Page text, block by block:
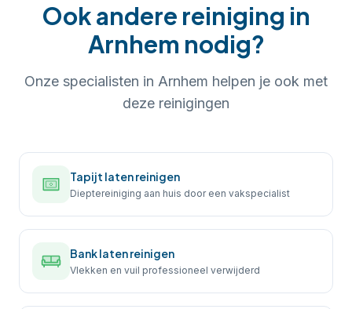
Ook andere reiniging in
Arnhem nodig?
Onze specialisten in Arnhem helpen je ook met
deze reinigingen
Tapijt laten reinigen
Dieptereiniging aan huis door een vakspecialist
Bank laten reinigen
Vlekken en vuil professioneel verwijderd